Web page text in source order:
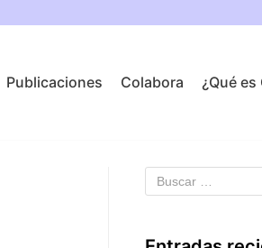
Publicaciones Colabora ¿Qué